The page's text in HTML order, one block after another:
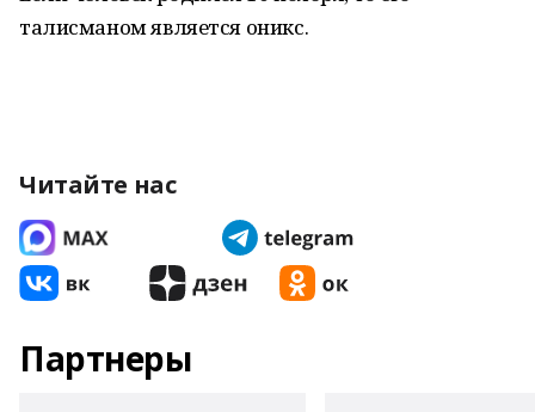
талисманом является оникс.
Читайте нас
Партнеры